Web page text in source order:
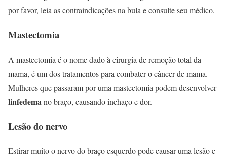
por favor, leia as contraindicações na bula e consulte seu médico.
Mastectomia
A mastectomia é o nome dado à cirurgia de remoção total da
mama, é um dos tratamentos para combater o câncer de mama.
Mulheres que passaram por uma mastectomia podem desenvolver
linfedemano braço, causando inchaço e dor.
Lesão do nervo
Estirar muito o nervo do braço esquerdo pode causar uma lesão e